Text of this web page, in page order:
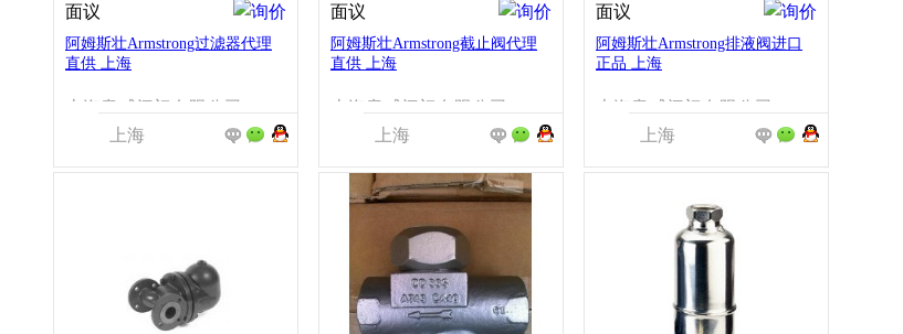
面议
阿姆斯壮Armstrong过滤器代理
直供 上海
上海意威阀门有限公司
上海
面议
阿姆斯壮Armstrong截止阀代理
直供 上海
上海意威阀门有限公司
上海
面议
阿姆斯壮Armstrong排液阀进口
正品 上海
上海意威阀门有限公司
上海